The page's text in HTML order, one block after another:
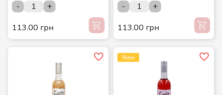
-
+
113.00 грн
-
+
113.00 грн
New